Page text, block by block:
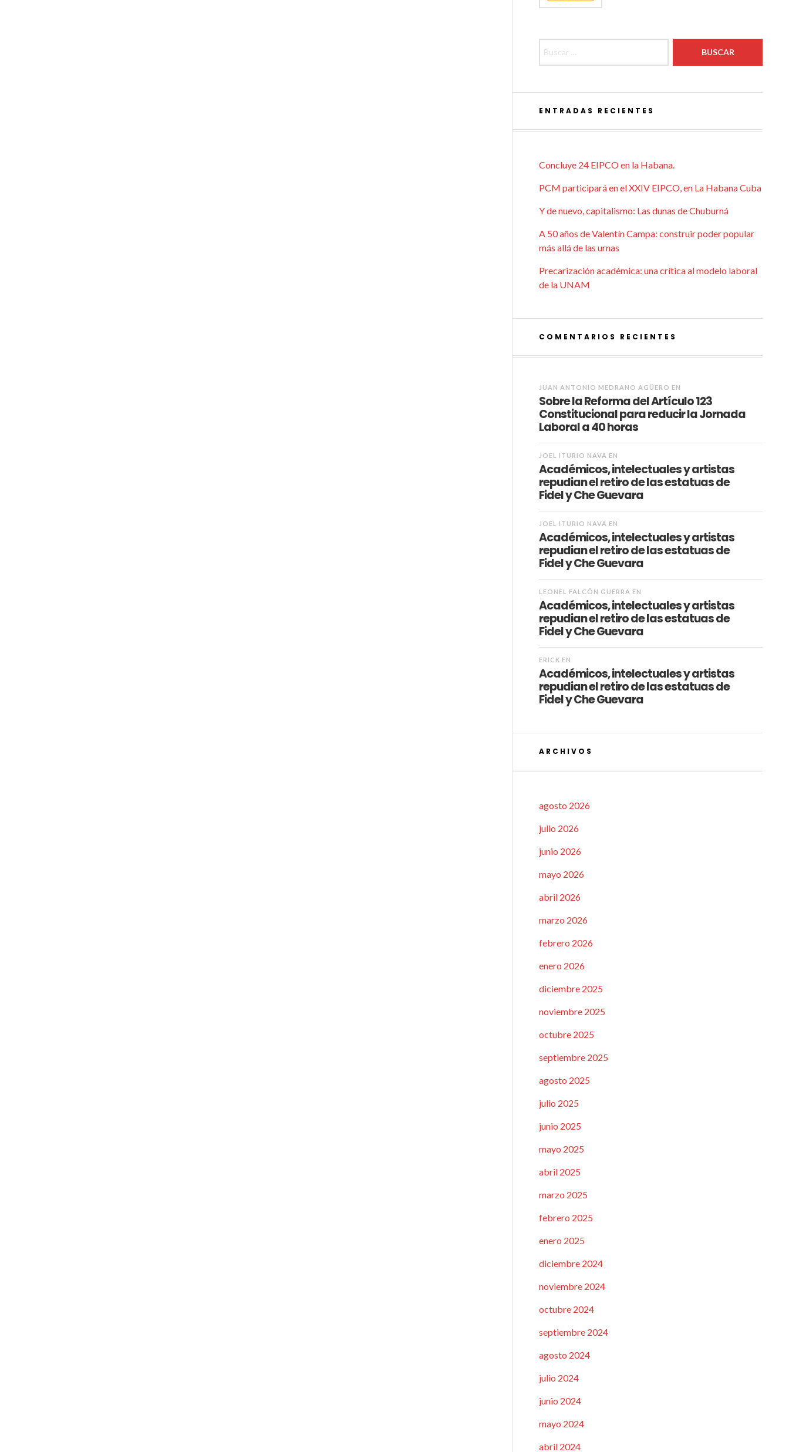
ENTRADAS RECIENTES
Concluye 24 EIPCO en la Habana.
PCM participará en el XXIV EIPCO, en La Habana Cuba
Y de nuevo, capitalismo: Las dunas de Chuburná
A 50 años de Valentín Campa: construir poder popular
más allá de las urnas
Precarización académica: una crítica al modelo laboral
de la UNAM
COMENTARIOS RECIENTES
JUAN ANTONIO MEDRANO AGÜERO EN
Sobre la Reforma del Artículo 123
Constitucional para reducir la Jornada
Laboral a 40 horas
JOEL ITURIO NAVA EN
Académicos, intelectuales y artistas
repudian el retiro de las estatuas de
Fidel y Che Guevara
JOEL ITURIO NAVA EN
Académicos, intelectuales y artistas
repudian el retiro de las estatuas de
Fidel y Che Guevara
LEONEL FALCÓN GUERRA EN
Académicos, intelectuales y artistas
repudian el retiro de las estatuas de
Fidel y Che Guevara
ERICK EN
Académicos, intelectuales y artistas
repudian el retiro de las estatuas de
Fidel y Che Guevara
ARCHIVOS
agosto 2026
julio 2026
junio 2026
mayo 2026
abril 2026
marzo 2026
febrero 2026
enero 2026
diciembre 2025
noviembre 2025
octubre 2025
septiembre 2025
agosto 2025
julio 2025
junio 2025
mayo 2025
abril 2025
marzo 2025
febrero 2025
enero 2025
diciembre 2024
noviembre 2024
octubre 2024
septiembre 2024
agosto 2024
julio 2024
junio 2024
mayo 2024
abril 2024